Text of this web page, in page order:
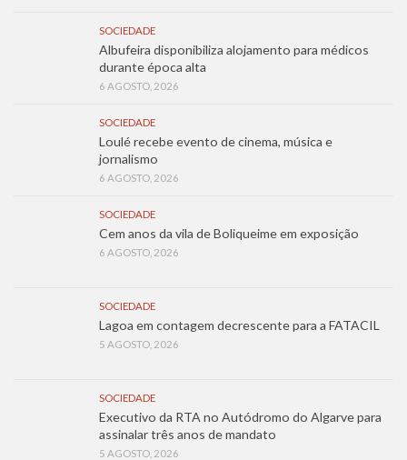
SOCIEDADE
Albufeira disponibiliza alojamento para médicos
durante época alta
6 AGOSTO, 2026
SOCIEDADE
Loulé recebe evento de cinema, música e
jornalismo
6 AGOSTO, 2026
SOCIEDADE
Cem anos da vila de Boliqueime em exposição
6 AGOSTO, 2026
SOCIEDADE
Lagoa em contagem decrescente para a FATACIL
5 AGOSTO, 2026
SOCIEDADE
Executivo da RTA no Autódromo do Algarve para
assinalar três anos de mandato
5 AGOSTO, 2026